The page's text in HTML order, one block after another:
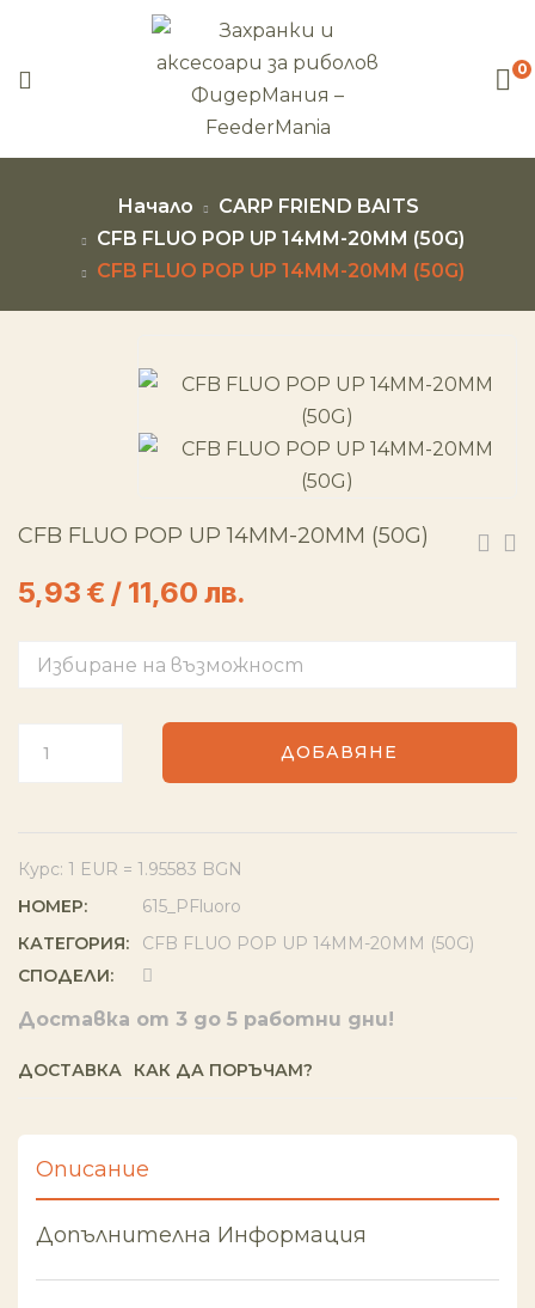
0
Начало
CARP FRIEND BAITS
CFB FLUO POP UP 14MM-20MM (50G)
CFB FLUO POP UP 14MM-20MM (50G)
CFB FLUO POP UP 14MM-20MM (50G)
5,93 € / 11,60 лв.
ДОБАВЯНЕ
Курс: 1 EUR = 1.95583 BGN
НОМЕР:
615_PFluoro
КАТЕГОРИЯ:
CFB FLUO POP UP 14MM-20MM (50G)
СПОДЕЛИ:
Доставка от 3 до 5 работни дни!
ДОСТАВКА КАК ДА ПОРЪЧАМ?
Описание
Допълнителна Информация